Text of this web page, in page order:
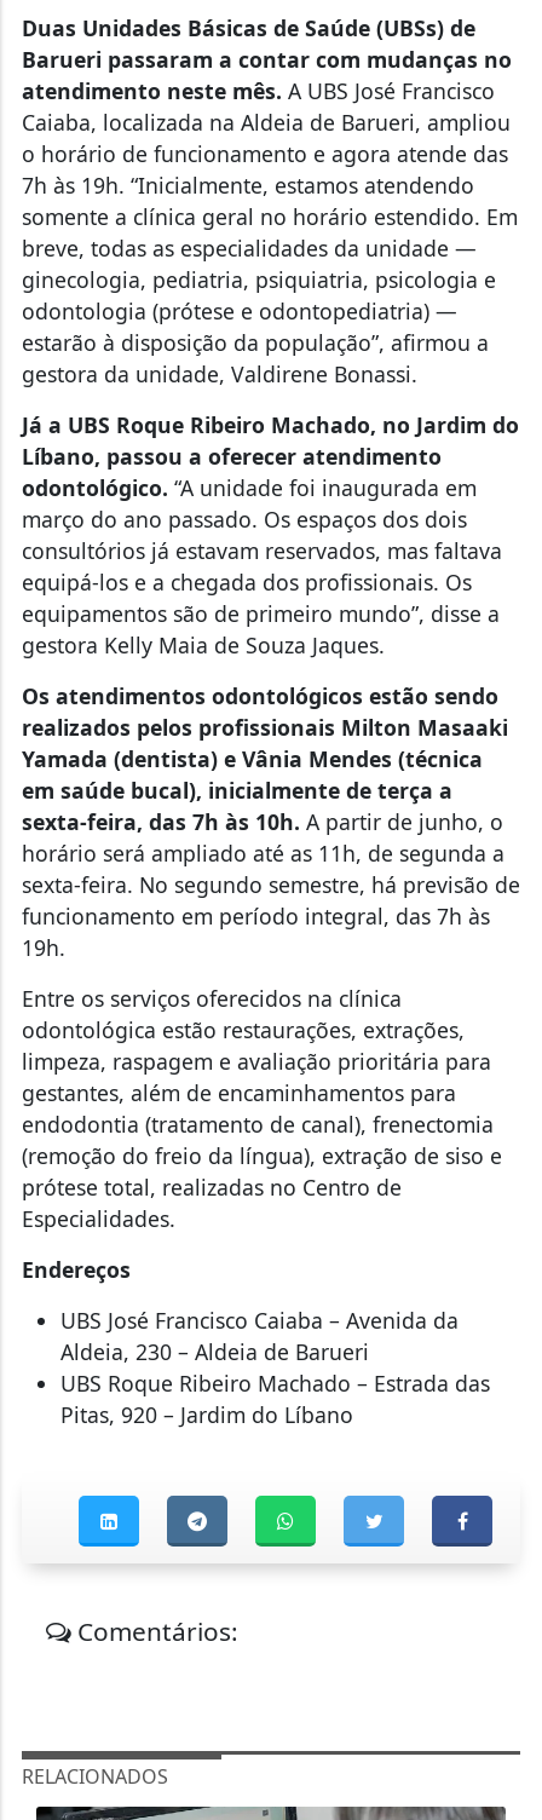
Duas Unidades Básicas de Saúde (UBSs) de
Barueri passaram a contar com mudanças no
atendimento neste mês. A UBS José Francisco
Caiaba, localizada na Aldeia de Barueri, ampliou
o horário de funcionamento e agora atende das
7h às 19h. “Inicialmente, estamos atendendo
somente a clínica geral no horário estendido. Em
breve, todas as especialidades da unidade —
ginecologia, pediatria, psiquiatria, psicologia e
odontologia (prótese e odontopediatria) —
estarão à disposição da população”, afirmou a
gestora da unidade, Valdirene Bonassi.
Já a UBS Roque Ribeiro Machado, no Jardim do
Líbano, passou a oferecer atendimento
odontológico. “A unidade foi inaugurada em
março do ano passado. Os espaços dos dois
consultórios já estavam reservados, mas faltava
equipá-los e a chegada dos profissionais. Os
equipamentos são de primeiro mundo”, disse a
gestora Kelly Maia de Souza Jaques.
Os atendimentos odontológicos estão sendo
realizados pelos profissionais Milton Masaaki
Yamada (dentista) e Vânia Mendes (técnica
em saúde bucal), inicialmente de terça a
sexta-feira, das 7h às 10h. A partir de junho, o
horário será ampliado até as 11h, de segunda a
sexta-feira. No segundo semestre, há previsão de
funcionamento em período integral, das 7h às
19h.
Entre os serviços oferecidos na clínica
odontológica estão restaurações, extrações,
limpeza, raspagem e avaliação prioritária para
gestantes, além de encaminhamentos para
endodontia (tratamento de canal), frenectomia
(remoção do freio da língua), extração de siso e
prótese total, realizadas no Centro de
Especialidades.
Endereços
UBS José Francisco Caiaba – Avenida da
Aldeia, 230 – Aldeia de Barueri
UBS Roque Ribeiro Machado – Estrada das
Pitas, 920 – Jardim do Líbano
Comentários:
RELACIONADOS